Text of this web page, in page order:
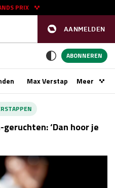
AANMELDEN
PRIX
11 - 13 sep
ABONNEREN
Max VerstappenMeer
‘Dan hoor je